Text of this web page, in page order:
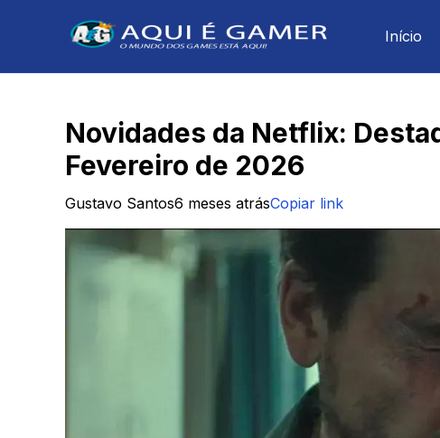
Início
Novidades da Netflix:
Fevereiro de 2026
Gustavo Santos6 meses atrásCopiar link